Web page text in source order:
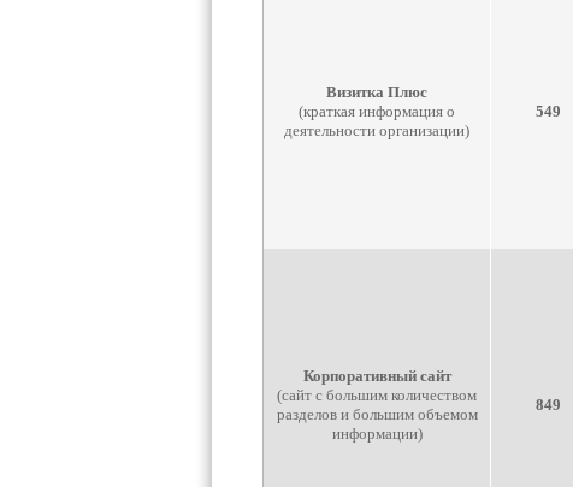
Визитка Плюс
(краткая информация о
деятельности организации)
549
Корпоративный сайт
(сайт с большим количеством
разделов и большим объемом
информации)
849